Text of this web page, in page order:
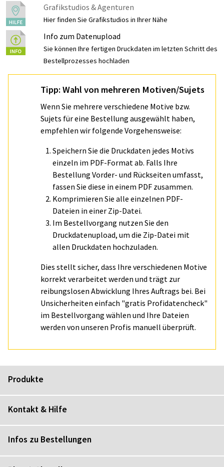
Grafikstudios & Agenturen
Hier finden Sie Grafikstudios in Ihrer Nähe
Info zum Datenupload
Sie können Ihre fertigen Druckdaten im letzten Schritt des
Bestellprozesses hochladen
Tipp: Wahl von mehreren Motiven/Sujets
Wenn Sie mehrere verschiedene Motive bzw.
Sujets für eine Bestellung ausgewählt haben,
empfehlen wir folgende Vorgehensweise:
Speichern Sie die Druckdaten jedes Motivs
einzeln im PDF-Format ab. Falls Ihre
Bestellung Vorder- und Rückseiten umfasst,
fassen Sie diese in einem PDF zusammen.
Komprimieren Sie alle einzelnen PDF-
Dateien in einer Zip-Datei.
Im Bestellvorgang nutzen Sie den
Druckdatenupload, um die Zip-Datei mit
allen Druckdaten hochzuladen.
Dies stellt sicher, dass Ihre verschiedenen Motive
korrekt verarbeitet werden und trägt zur
reibungslosen Abwicklung Ihres Auftrags bei. Bei
Unsicherheiten einfach "gratis Profidatencheck"
im Bestellvorgang wählen und Ihre Dateien
werden von unseren Profis manuell überprüft.
Produkte
Kontakt & Hilfe
Infos zu Bestellungen